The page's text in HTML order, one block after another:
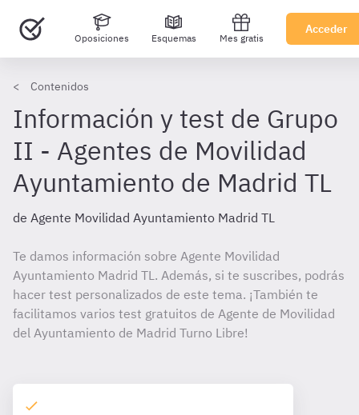
Oposiciones Esquemas Mes gratis
Acceder
Contenidos
Información y test de Grupo
II - Agentes de Movilidad
Ayuntamiento de Madrid TL
de Agente Movilidad Ayuntamiento Madrid TL
Te damos información sobre Agente Movilidad
Ayuntamiento Madrid TL. Además, si te suscribes, podrás
hacer test personalizados de este tema. ¡También te
facilitamos varios test gratuitos de Agente de Movilidad
del Ayuntamiento de Madrid Turno Libre!